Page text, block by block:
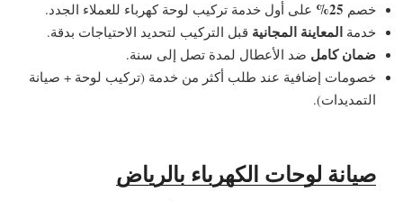
خصم 25%
على أول خدمة تركيب لوحة كهرباء للعملاء الجدد.
خدمة المعاينة المجانية قبل التركيب لتحديد الاحتياجات بدقة.
ضمان كامل ضد الأعطال لمدة تصل إلى سنة.
خصومات إضافية عند طلب أكثر من خدمة (تركيب لوحة + صيانة
التمديدات).
صيانة لوحات الكهرباء بالرياض